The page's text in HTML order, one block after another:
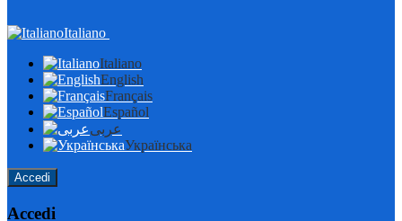
Italiano
Italiano
English
Français
Español
عربى
Українська
Accedi
Accedi